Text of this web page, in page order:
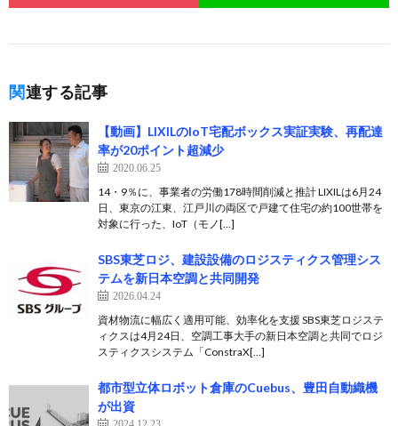
関連する記事
【動画】LIXILのIoT宅配ボックス実証実験、再配達
率が20ポイント超減少
2020.06.25
14・9％に、事業者の労働178時間削減と推計 LIXILは6月24
日、東京の江東、江戸川の両区で戸建て住宅の約100世帯を
対象に行った、IoT（モノ[…]
SBS東芝ロジ、建設設備のロジスティクス管理シス
テムを新日本空調と共同開発
2026.04.24
資材物流に幅広く適用可能、効率化を支援 SBS東芝ロジステ
ィクスは4月24日、空調工事大手の新日本空調と共同でロジ
スティクスシステム「ConstraX[…]
都市型立体ロボット倉庫のCuebus、豊田自動織機
が出資
2024.12.23